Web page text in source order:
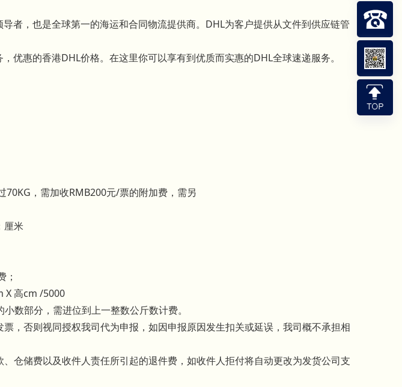
者，也是全球第一的海运和合同物流提供商。DHL为客户提供从文件到供应链管
优惠的香港DHL价格。在这里你可以享有到优质而实惠的DHL全球速递服务。
70KG，需加收RMB200元/票的附加费，需另
厘米
；
X 高cm /5000
数部分，需进位到上一整数公斤数计费。
，否则视同授权我司代为申报，如因申报原因发生扣关或延误，我司概不承担相
仓储费以及收件人责任所引起的退件费，如收件人拒付将自动更改为发货公司支